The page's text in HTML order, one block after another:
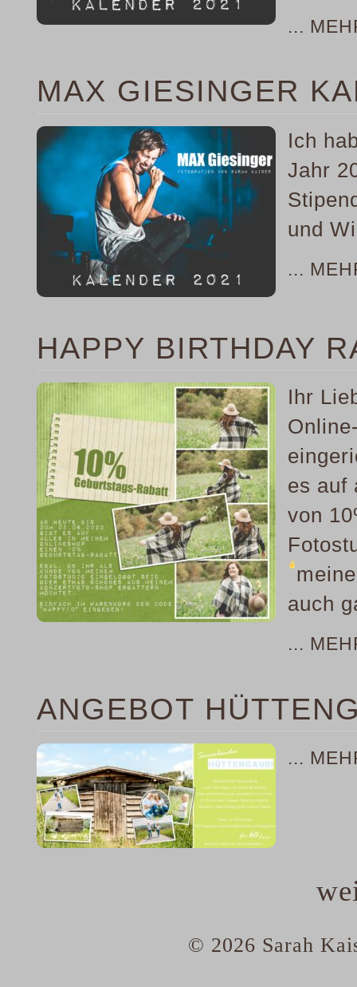
...
MAX GIESINGER
Ich
Jahr
und
...
HAPPY BIRTHDAY
Ihr
es auf
von
auch
...
ANGEBOT
...
© 2026 Sarah